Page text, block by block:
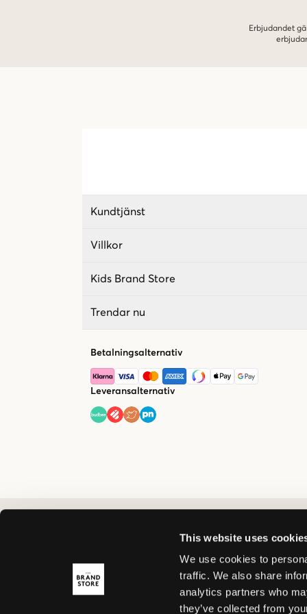
This website uses
We use cookies to
traffic. We also share
analytics partners who
they’ve collected from
Erbjudandet
Kundtjänst
Villkor
Kids Brand Store
Trendar nu
Betalningsalternativ
Leveransalternativ